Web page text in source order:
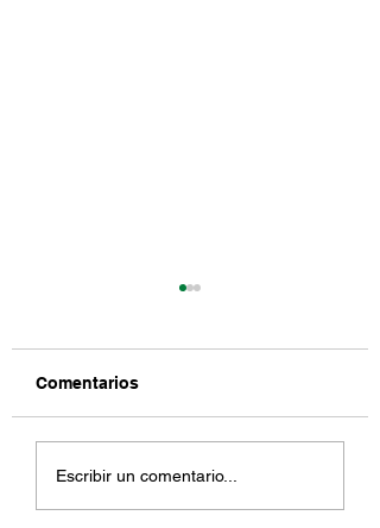
Proyecto SW 12th
Street cerca del final
de la construcción
Comentarios
Escribir un comentario...